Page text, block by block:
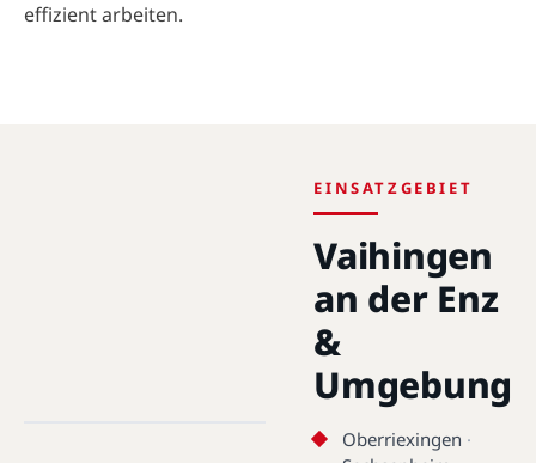
effizient arbeiten.
EINSATZGEBIET
Vaihingen
an der Enz
&
Umgebung
Oberriexingen ·